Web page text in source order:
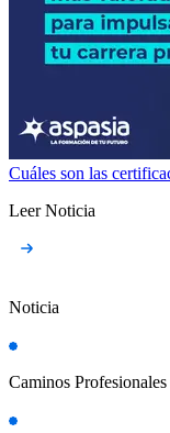
Cuáles son las
Leer Noticia
Noticia
Caminos Profesionales